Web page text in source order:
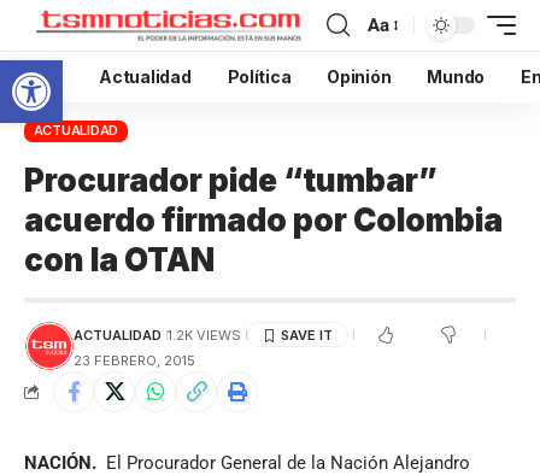
Abrir barra de herramientas
Aa
Inicio Actualidad Política Opinión Mundo
ACTUALIDAD
Procurador pide “tumbar”
acuerdo firmado por Colombia
con la OTAN
ACTUALIDAD 1.2K VIEWS
23 FEBRERO, 2015
NACIÓN. El Procurador General de la Nación Alejandro